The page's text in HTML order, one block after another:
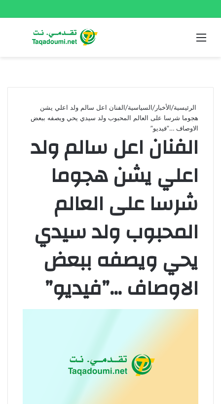
القائمة
الرئيسية/الأخبار/السياسية/الفنان اعل سالم ولد اعلي يشن
هجوما شرسا على العالم المحبوب ولد سيدي يحي ويصفه ببعض
الاوصاف …”فيديو”
الفنان اعل سالم ولد
اعلي يشن هجوما
شرسا على العالم
المحبوب ولد سيدي
يحي ويصفه ببعض
الاوصاف …”فيديو”